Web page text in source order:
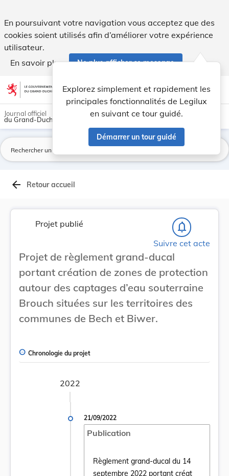
En poursuivant votre navigation vous acceptez que des
cookies soient utilisés afin d’améliorer votre expérience
utilisateur.
En savoir plus
Ne plus afficher ce message
Aller au contenu account_circle help Aide
Explorez simplement et rapidement les
principales fonctionnalités de Legilux
en suivant ce tour guidé.
Démarrer un tour guidé
light_mode dark_mode
Journal officiel
du Grand-Duché de Luxembourg
arrow_back Retour accueil
Projet publié notifications_none
Suivre cet acte
Projet de règlement grand-ducal
portant création de zones de protection
autour des captages d’eau souterraine
Brouch situées sur les territoires des
communes de Bech et Biwer.
Chronologie du projet
2022
21/09/2022
Publication
Règlement grand-ducal du 14
septembre 2022 portant créat